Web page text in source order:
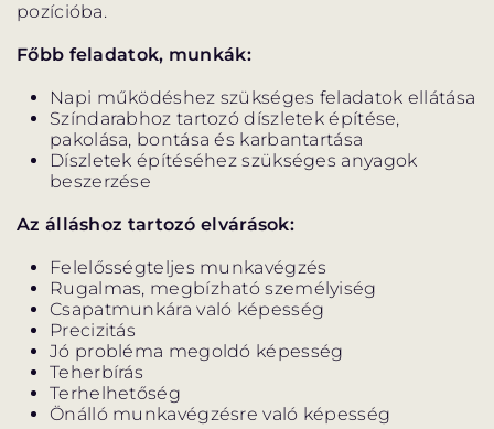
KÖZREMŰKÖDŐK:
STÁB
SZAKMAI BIZOTTSÁG
ELŐADÁSOK
ELŐADÁSOK LISTÁJA
NAPTÁR
pozícióba.
Főbb feladatok, munkák:
Napi működéshez szükséges feladatok ellátása
Színdarabhoz tartozó díszletek építése,
pakolása, bontása és karbantartása
Díszletek építéséhez szükséges anyagok
beszerzése
Az álláshoz tartozó elvárások:
Felelősségteljes munkavégzés
Rugalmas, megbízható személyiség
Csapatmunkára való képesség
Precizitás
Jó probléma megoldó képesség
Teherbírás
Terhelhetőség
Önálló munkavégzésre való képesség